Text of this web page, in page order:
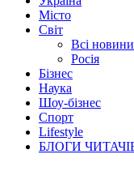
Місто
Світ
Всі новини
Росія
Бізнес
Наука
Шоу-бізнес
Спорт
Lifestyle
БЛОГИ